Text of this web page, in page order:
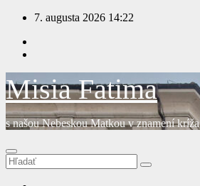
Prejsť
obsah
7. augusta 2026 14:22
Misia Fatima
s našou Nebeskou Matkou v znamení kríža